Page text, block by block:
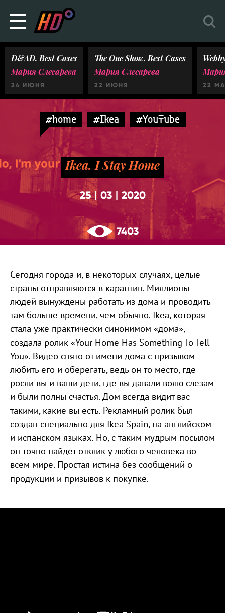
D&AD. Best Cases
Мария Слесарева
24 ИЮНЯ
The One Show. Best Cases
Мария Слесарева
22 ИЮНЯ 22
#home #Ikea #YouTube
Ikea. I Stay Home
25| 03 2020
7403
Сегодня города и, в некоторых случаях, целые
страны отправляются в карантин. Миллионы
людей вынуждены работать из дома и проводить
там больше времени, чем обычно. Ikea, которая
стала уже практически синонимом «дома»,
создала ролик «Your Home Has Something To Tell
You». Видео снято от имени дома с призывом
любить его и оберегать, ведь он то место, где
росли вы и ваши дети, где вы давали волю слезам
и были полны счастья. Дом всегда видит вас
такими, какие вы есть. Рекламный ролик был
создан специально для Ikea Spain, на английском
и испанском языках. Но, с таким мудрым посылом
он точно найдет отклик у любого человека во
всем мире. Простая истина без сообщений о
продукции и призывов к покупке.